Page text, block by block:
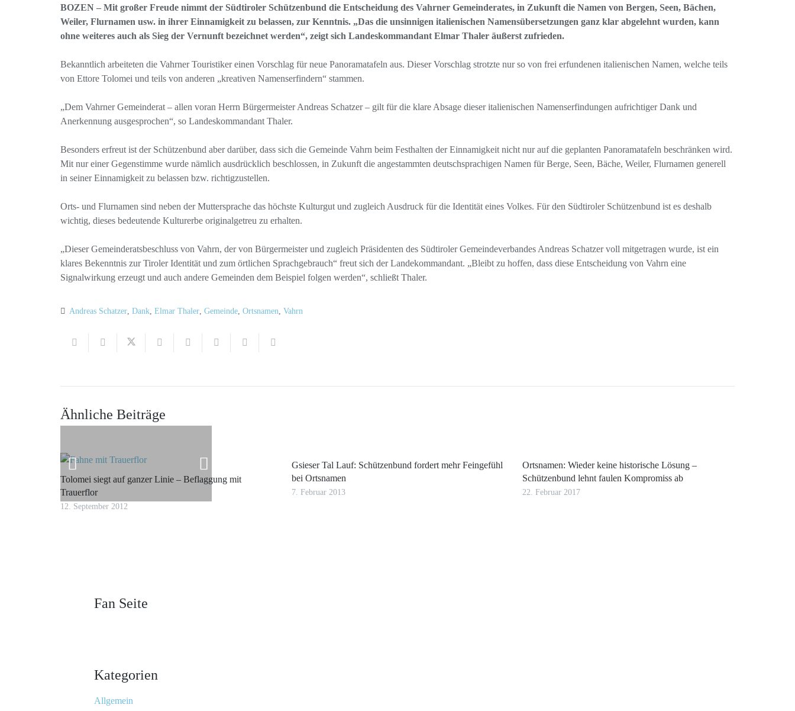
BOZEN – Mit großer Freude nimmt der Südtiroler Schützenbund die Entscheidung des Vahrner Gemeinderates, in Zukunft die Namen von Bergen, Seen, Bächen,
Weiler, Flurnamen usw. in ihrer Einnamigkeit zu belassen, zur Kenntnis. „Das die unsinnigen italienischen Namensübersetzungen ganz klar abgelehnt wurden, kann
ohne weiteres auch als Sieg der Vernunft bezeichnet werden“, zeigt sich Landeskommandant Elmar Thaler äußerst zufrieden.
Bekanntlich arbeiteten die Vahrner Touristiker einen Vorschlag für neue Panoramatafeln aus. Dieser Vorschlag strotzte nur so von frei erfundenen italienischen Namen, welche teils
von Ettore Tolomei und teils von anderen „kreativen Namenserfindern“ stammen.
„Dem Vahrner Gemeinderat – allen voran Herrn Bürgermeister Andreas Schatzer – gilt für die klare Absage dieser italienischen Namenserfindungen aufrichtiger Dank und
Anerkennung ausgesprochen“, so Landeskommandant Thaler.
Besonders erfreut ist der Schützenbund aber darüber, dass sich die Gemeinde Vahrn beim Festhalten der Einnamigkeit nicht nur auf die geplanten Panoramatafeln beschränken wird.
Mit nur einer Gegenstimme wurde nämlich ausdrücklich beschlossen, in Zukunft die angestammten deutschsprachigen Namen für Berge, Seen, Bäche, Weiler, Flurnamen generell
in seiner Einnamigkeit zu belassen bzw. richtigzustellen.
Orts- und Flurnamen sind neben der Muttersprache das höchste Kulturgut und zugleich Ausdruck für die Identität eines Volkes. Für den Südtiroler Schützenbund ist es deshalb
wichtig, dieses bedeutende Kulturerbe originalgetreu zu erhalten.
„Dieser Gemeinderatsbeschluss von Vahrn, der von Bürgermeister und zugleich Präsidenten des Südtiroler Gemeindeverbandes Andreas Schatzer voll mitgetragen wurde, ist ein
klares Bekenntnis zur Tiroler Identität und zum örtlichen Sprachgebrauch“ freut sich der Landekommandant. „Bleibt zu hoffen, dass diese Entscheidung von Vahrn eine
Signalwirkung erzeugt und auch andere Gemeinden dem Beispiel folgen werden“, schließt Thaler.
Andreas Schatzer, Dank, Elmar Thaler, Gemeinde, Ortsnamen Vahrn
Ähnliche Beiträge
Tolomei siegt auf ganzer Linie – Beflaggung mit
Trauerflor
12. September 2012
Gsieser Tal Lauf: Schützenbund fordert mehr Feingefühl
bei Ortsnamen
7. Februar 2013
Ortsnamen: Wieder keine historische Lösung –
Schützenbund lehnt faulen Kompromiss ab
22. Februar 2017
Fan Seite
Kategorien
Allgemein